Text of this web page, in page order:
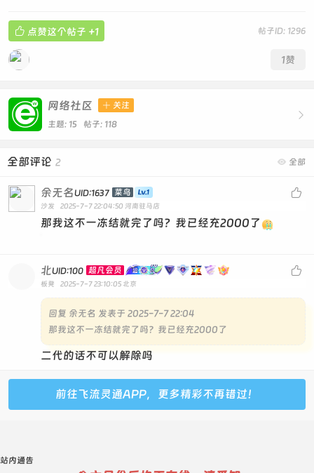
帖子ID: 1296
 点赞这个帖子 +1
1赞

网络社区  关注
主题: 15 帖子: 118
 全部
全部评论 2

余无名UID:1637 菜鸟
沙发 2025-7-7 22:04:50 河南驻马店
那我这不一冻结就完了吗？我已经充2000了

北UID:100 超凡会员
板凳 2025-7-7 23:10:05 北京
回复 余无名 发表于 2025-7-7 22:04
那我这不一冻结就完了吗？我已经充2000了
二代的话不可以解除吗
前往飞流灵通APP，更多精彩不再错过！
站内通告